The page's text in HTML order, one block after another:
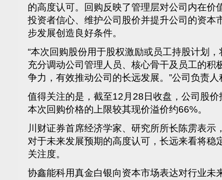
的高度认可。回购反映了管理层对公司内在价
投资者信心、维护公司股价并提升公司的资本
步发展创造良好条件。
“本次回购股份用于股权激励或员工持股计划
充分调动公司管理人员、核心骨干及员工的积
争力，有效推动公司的长远发展。”公司负责人
值得关注的是，截至12月28日收盘，公司股
本次回购价格的上限较其现价溢价约66%。
川财证券首席经济学家、研究所所长陈雳表示
对于未来发展预期的高度认可，长远来看将稳
关注度。
协鑫能科用真金白银向资本市场表达对行业未